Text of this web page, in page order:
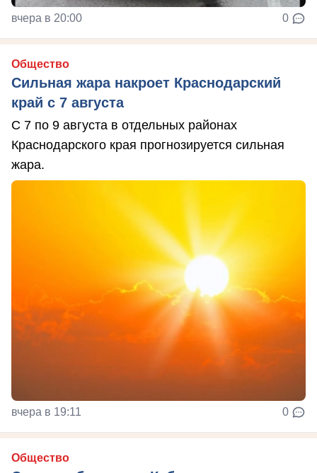
вчера в 20:00 0
Общество
Сильная жара накроет Краснодарский
край с 7 августа
С 7 по 9 августа в отдельных районах
Краснодарского края прогнозируется сильная
жара.
вчера в 19:11 0
Общество